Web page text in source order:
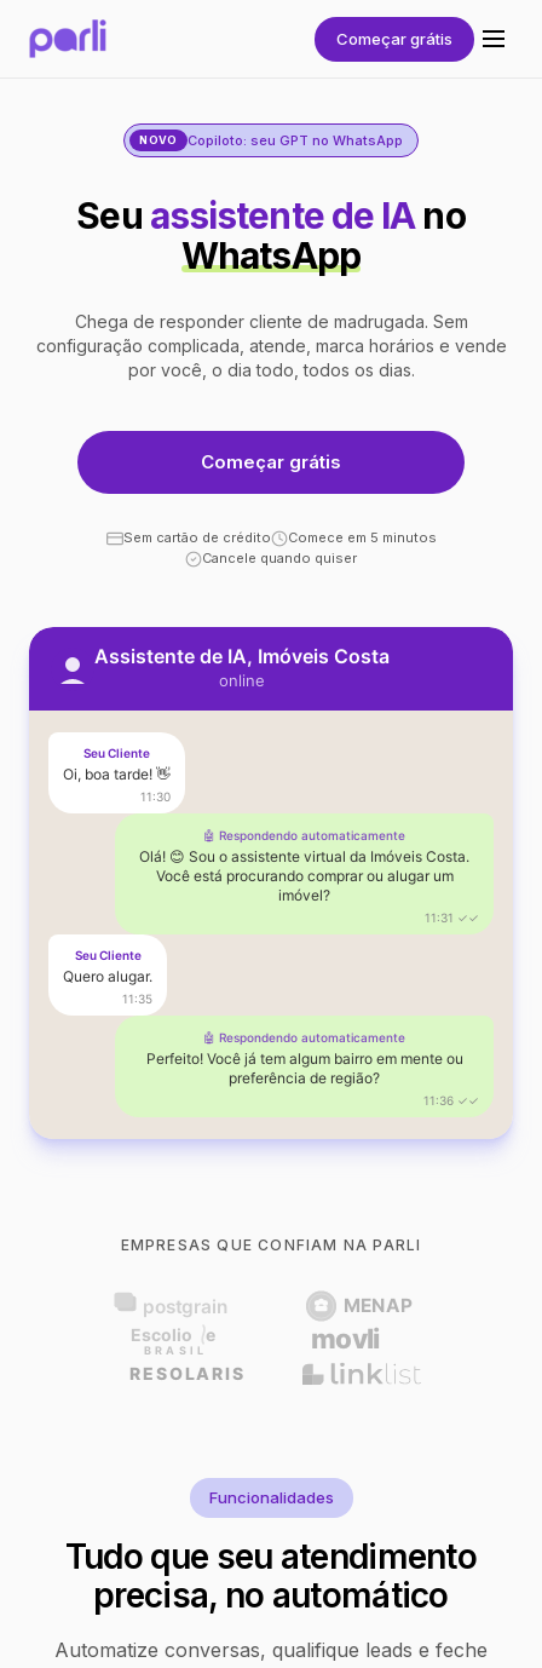
Começar grátis
NOVO Copiloto: seu GPT no WhatsApp
Seu assistente de IAno
WhatsApp
Chega de responder cliente de madrugada. Sem
configuração complicada, atende, marca horários e vende
por você, o dia todo, todos os dias.
Começar grátis
Sem cartão de crédito
Comece em 5 minutos
Cancele quando quiser
Assistente de IA, Imóveis Costa
online
Seu Cliente
Oi, boa tarde! 👋
11:30
🤖 Respondendo automaticamente
Olá! 😊 Sou o assistente virtual da Imóveis Costa.
Você está procurando comprar ou alugar um
imóvel?
11:31 ✓✓
Seu Cliente
Quero alugar.
11:35
🤖 Respondendo automaticamente
Perfeito! Você já tem algum bairro em mente ou
preferência de região?
11:36 ✓✓
EMPRESAS QUE CONFIAM NA PARLI
Funcionalidades
Tudo que seu atendimento
precisa, no automático
Automatize conversas, qualifique leads e feche